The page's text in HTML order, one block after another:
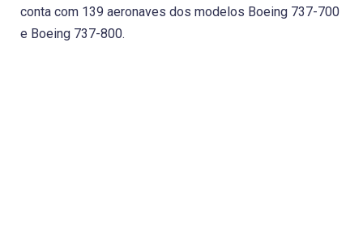
conta com 139 aeronaves dos modelos Boeing 737-700
e Boeing 737-800.